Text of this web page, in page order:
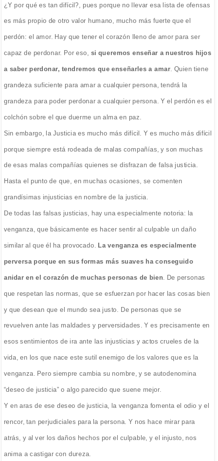
¿Y por qué es tan difícil?, pues porque no llevar esa lista de ofensas
es más propio de otro valor humano, mucho más fuerte que el
perdón: el amor. Hay que tener el corazón lleno de amor para ser
capaz de perdonar. Por eso, si queremos enseñar a nuestros hijos
a saber perdonar, tendremos que enseñarles a amar. Quien tiene
grandeza suficiente para amar a cualquier persona, tendrá la
grandeza para poder perdonar a cualquier persona. Y el perdón es el
colchón sobre el que duerme un alma en paz.
Sin embargo, la Justicia es mucho más difícil. Y es mucho más difícil
porque siempre está rodeada de malas compañías, y son muchas
de esas malas compañías quienes se disfrazan de falsa justicia.
Hasta el punto de que, en muchas ocasiones, se comenten
grandísimas injusticias en nombre de la justicia.
De todas las falsas justicias, hay una especialmente notoria: la
venganza, que básicamente es hacer sentir al culpable un daño
similar al que él ha provocado. La venganza es especialmente
perversa porque en sus formas más suaves ha conseguido
anidar en el corazón de muchas personas de bien . De personas
que respetan las normas, que se esfuerzan por hacer las cosas bien
y que desean que el mundo sea justo. De personas que se
revuelven ante las maldades y perversidades. Y es precisamente en
esos sentimientos de ira ante las injusticias y actos crueles de la
vida, en los que nace este sutil enemigo de los valores que es la
venganza. Pero siempre cambia su nombre, y se autodenomina
“deseo de justicia” o algo parecido que suene mejor.
Y en aras de ese deseo de justicia, la venganza fomenta el odio y el
rencor, tan perjudiciales para la persona. Y nos hace mirar para
atrás, y al ver los daños hechos por el culpable, y el injusto, nos
anima a castigar con dureza.